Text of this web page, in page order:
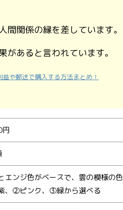
関係の縁を差しています。
あると言われています。
や郵送で購入する方法まとめ！
円
エンジ色がベースで、雲の模様の色
、②ピンク、③緑から選べる